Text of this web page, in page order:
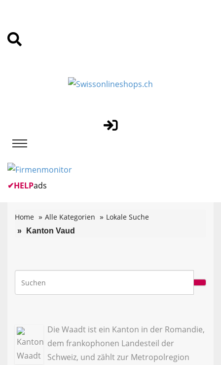
✔HELPads
Home Alle Kategorien Lokale Suche
Kanton Vaud
Die Waadt ist ein Kanton in der Romandie,
dem frankophonen Landesteil der
Schweiz, und zählt zur Metropolregion